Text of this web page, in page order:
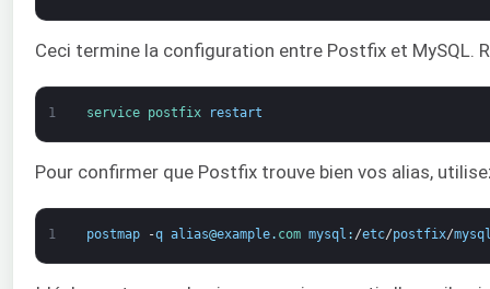
Ceci termine la configuration entre Postfix et MySQL.
1 service postfix restart
Pour confirmer que Postfix trouve bien vos alias,
1 postmap -q alias@example. com mysql : /etc/postfix/